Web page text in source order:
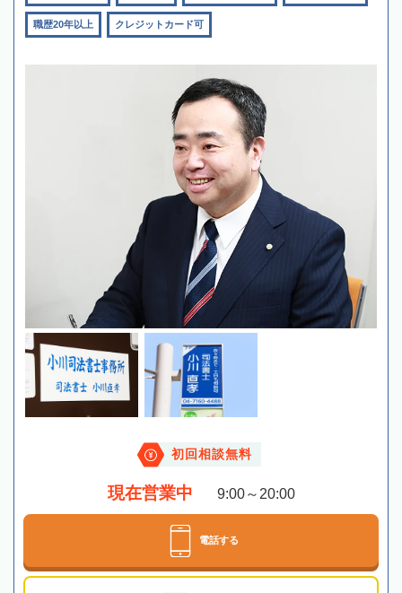
職歴20年以上 クレジットカード可
初回相談無料
現在営業中 9:00～20:00
電話する